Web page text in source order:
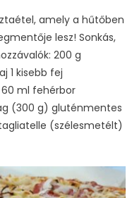
amely a hűtőben
lesz! Sonkás,
200 g
1 kisebb fej
ml fehérbor
(300 g) gluténmentes
(szélesmetélt)